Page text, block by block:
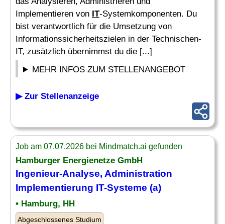
Implementieren von IT-Systemkomponenten. Du
bist verantwortlich für die Umsetzung von
Informationssicherheitszielen in der Technischen-
IT, zusätzlich übernimmst du die [...]
MEHR INFOS ZUM STELLENANGEBOT
▶ Zur Stellenanzeige
Job am 07.07.2026 bei Mindmatch.ai gefunden
Hamburger Energienetze GmbH
Ingenieur-Analyse, Administration
Implementierung IT-Systeme (a)
• Hamburg, HH
Abgeschlossenes Studium